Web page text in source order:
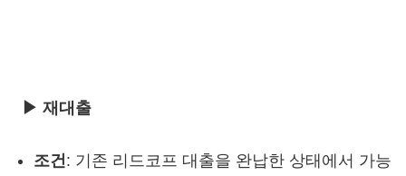
▶ 재대출
조건: 기존 리드코프 대출을 완납한 상태에서 가능